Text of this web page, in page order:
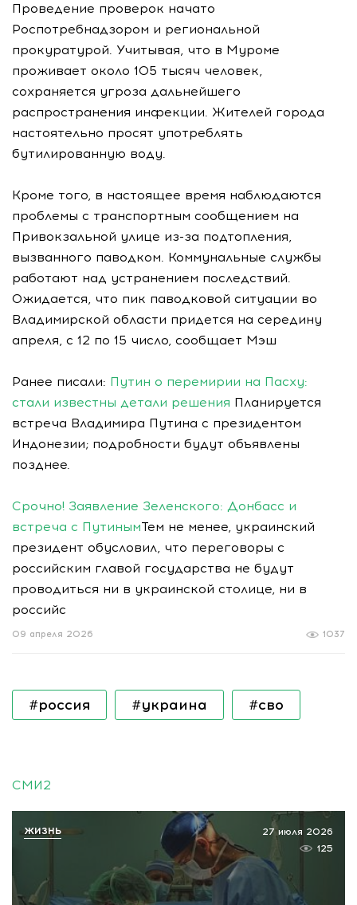
Проведение проверок начато
Роспотребнадзором и региональной
прокуратурой. Учитывая, что в Муроме
проживает около 105 тысяч человек,
сохраняется угроза дальнейшего
распространения инфекции. Жителей города
настоятельно просят употреблять
бутилированную воду.
Кроме того, в настоящее время наблюдаются
проблемы с транспортным сообщением на
Привокзальной улице из-за подтопления,
вызванного паводком. Коммунальные службы
работают над устранением последствий.
Ожидается, что пик паводковой ситуации во
Владимирской области придется на середину
апреля, с 12 по 15 число, сообщает Мэш
Ранее писали: Путин о перемирии на Пасху:
стали известны детали решения Планируется
встреча Владимира Путина с президентом
Индонезии; подробности будут объявлены
позднее.
Срочно! Заявление Зеленского: Донбасс и
встреча с ПутинымТем не менее, украинский
президент обусловил, что переговоры с
российским главой государства не будут
проводиться ни в украинской столице, ни в
российс
1037
09 апреля 2026
#россия #украина #сво
СМИ2
27 июля 2026
125
ЖИЗНЬ